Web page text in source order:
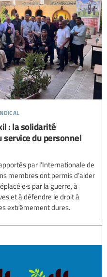
: la solidarité
du personnel
par l’Internationale de
membres ont permis d’aider
par la guerre, à
et à défendre le droit à
extrêmement dures.